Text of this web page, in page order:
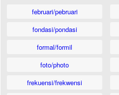
februari/pebruari
fondasi/pondasi
formal/formil
foto/photo
frekuensi/frekwensi